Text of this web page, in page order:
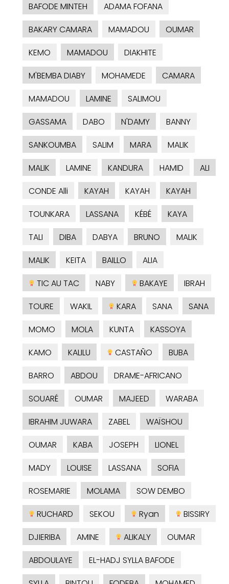
BAFODE MINTEH
ADAMA FOFANA
BAKARY CAMARA
MAMADOU
OUMAR
KEMO
MAMADOU
DIAKHITE
M'BEMBA DIABY
MOHAMEDE
CAMARA
MAMADOU
LAMINE
SALIMOU
GASSAMA
DABO N'DAMY
BANNY
SANKOUMBA
SALIM MARA
MALIK
MALIK
LAMINE KANDURA HAMID
ALI
CONDE Alli
KAYAH KAYAH
KAYAH
TOUNKARA
LASSANA KÉBÉ
KAYA
TALI
DIBA DABYA BRUNO
MALIK
MALIK
KEITA BAILLO
ALIA
TIC AU TAC
NABY BAKAYE
IBRAH
TOURE
WAKIL KARA SANA
SANA
MOMO
MOLA KUNTA
KASSOYA
KAMO
KALILU CASTAÑO
BUBA
BARRO
ABDOU
DRAME-AFRICANO
SOUARÉ
OUMAR MAJEED
WARABA
IBRAHIM JUWARA
ZABEL
WAÏSHOU
OUMAR
KABA JOSEPH
LIONEL
MADY
LOUISE LASSANA
SOFIA
ROSEMARIE
MOLAMA
SOW DEMBO
RUCHARD
SEKOU Ryan
BISSIRY
DJIERIBA
AMINE ALIKALY
OUMAR
ABDOULAYE
EL-HADJ SYLLA BAFODE